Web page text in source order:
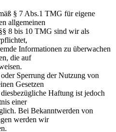
§ 7 Abs.1 TMG für eigene
allgemeinen
8 bis 10 TMG sind wir als
Informationen zu überwachen
die auf
Sperrung der Nutzung von
Gesetzen
Haftung ist jedoch
einer
Bei Bekanntwerden von
werden wir